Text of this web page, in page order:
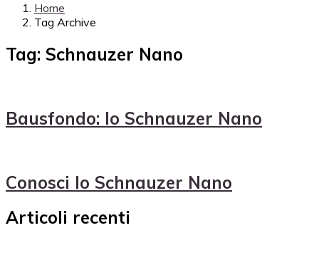
Home
Tag Archive
Tag: Schnauzer Nano
Bausfondo: lo Schnauzer Nano
Conosci lo Schnauzer Nano
Articoli recenti